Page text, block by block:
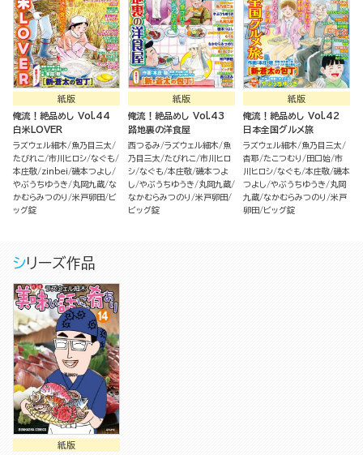
紙版
俺流！絶品めし Vol.44
白米LOVER
ラズウェル細木
魚乃目三太
たびれこ 市川ヒロシ なぐも
本庄敬 zinbei 磯本つよし
やぶうちゆうき
丸岡九蔵 な
かむらみつのり
米戸卵田
ビ
ッグ錠
紙版
俺流！絶品めし Vol.43
路地裏の洋食屋
西つるみ ラズウェル細木
魚
乃目三太 たびれこ 市川ヒロ
シ なぐも 本庄敬 磯本つよ
し やぶうちゆうき
丸岡九蔵
なかむらみつのり
米戸卵田
ビッグ錠
紙版
俺流！絶品めし Vol.42
日本全国グルメ旅
ラズウェル細木
魚乃目三太
杏耶 たこつむり 田口始 市
川ヒロシ なぐも 本庄敬 磯本
つよし やぶうちゆうき
丸岡
九蔵 なかむらみつのり
米戸
卵田
ビッグ錠
シリーズ作品
紙版